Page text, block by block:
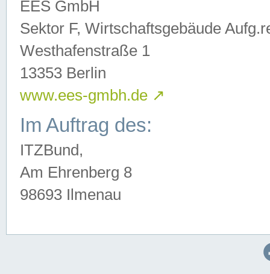
EES GmbH
Sektor F, Wirtschaftsgebäude
Westhafenstraße 1
13353 Berlin
www.ees-gmbh.de ↗
Im Auftrag des:
ITZBund,
Am Ehrenberg 8
98693 Ilmenau